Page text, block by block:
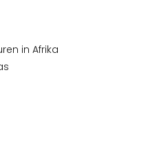
in Afrika